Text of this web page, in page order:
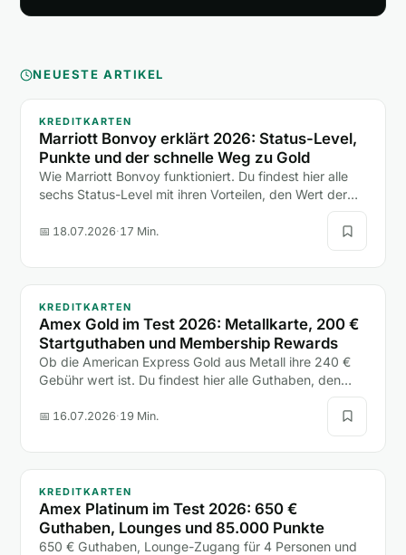
NEUESTE ARTIKEL
KREDITKARTEN
Marriott Bonvoy erklärt 2026: Status-Level,
Punkte und der schnelle Weg zu Gold
Wie Marriott Bonvoy funktioniert. Du findest hier alle
sechs Status-Level mit ihren Vorteilen, den Wert der
Punkte und zwei Abkürzungen zum Gold-Status ohne
eine einzige Hotelnacht.
📅 18.07.2026·17 Min.
KREDITKARTEN
Amex Gold im Test 2026: Metallkarte, 200 €
Startguthaben und Membership Rewards
Ob die American Express Gold aus Metall ihre 240 €
Gebühr wert ist. Du findest hier alle Guthaben, den
200-€-Bonus, die Versicherungen und den Vergleich
mit Platinum und Payback Amex.
📅 16.07.2026·19 Min.
KREDITKARTEN
Amex Platinum im Test 2026: 650 €
Guthaben, Lounges und 85.000 Punkte
650 € Guthaben, Lounge-Zugang für 4 Personen und